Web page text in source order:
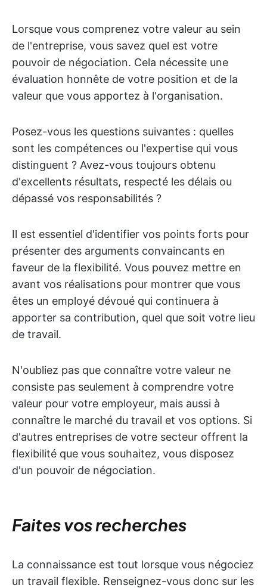
Lorsque vous comprenez votre valeur au sein
de l'entreprise, vous savez quel est votre
pouvoir de négociation. Cela nécessite une
évaluation honnête de votre position et de la
valeur que vous apportez à l'organisation.
Posez-vous les questions suivantes : quelles
sont les compétences ou l'expertise qui vous
distinguent ? Avez-vous toujours obtenu
d'excellents résultats, respecté les délais ou
dépassé vos responsabilités ?
Il est essentiel d'identifier vos points forts pour
présenter des arguments convaincants en
faveur de la flexibilité. Vous pouvez mettre en
avant vos réalisations pour montrer que vous
êtes un employé dévoué qui continuera à
apporter sa contribution, quel que soit votre lieu
de travail.
N'oubliez pas que connaître votre valeur ne
consiste pas seulement à comprendre votre
valeur pour votre employeur, mais aussi à
connaître le marché du travail et vos options. Si
d'autres entreprises de votre secteur offrent la
flexibilité que vous souhaitez, vous disposez
d'un pouvoir de négociation.
Faites vos recherches
La connaissance est tout lorsque vous négociez
un travail flexible. Renseignez-vous donc sur les